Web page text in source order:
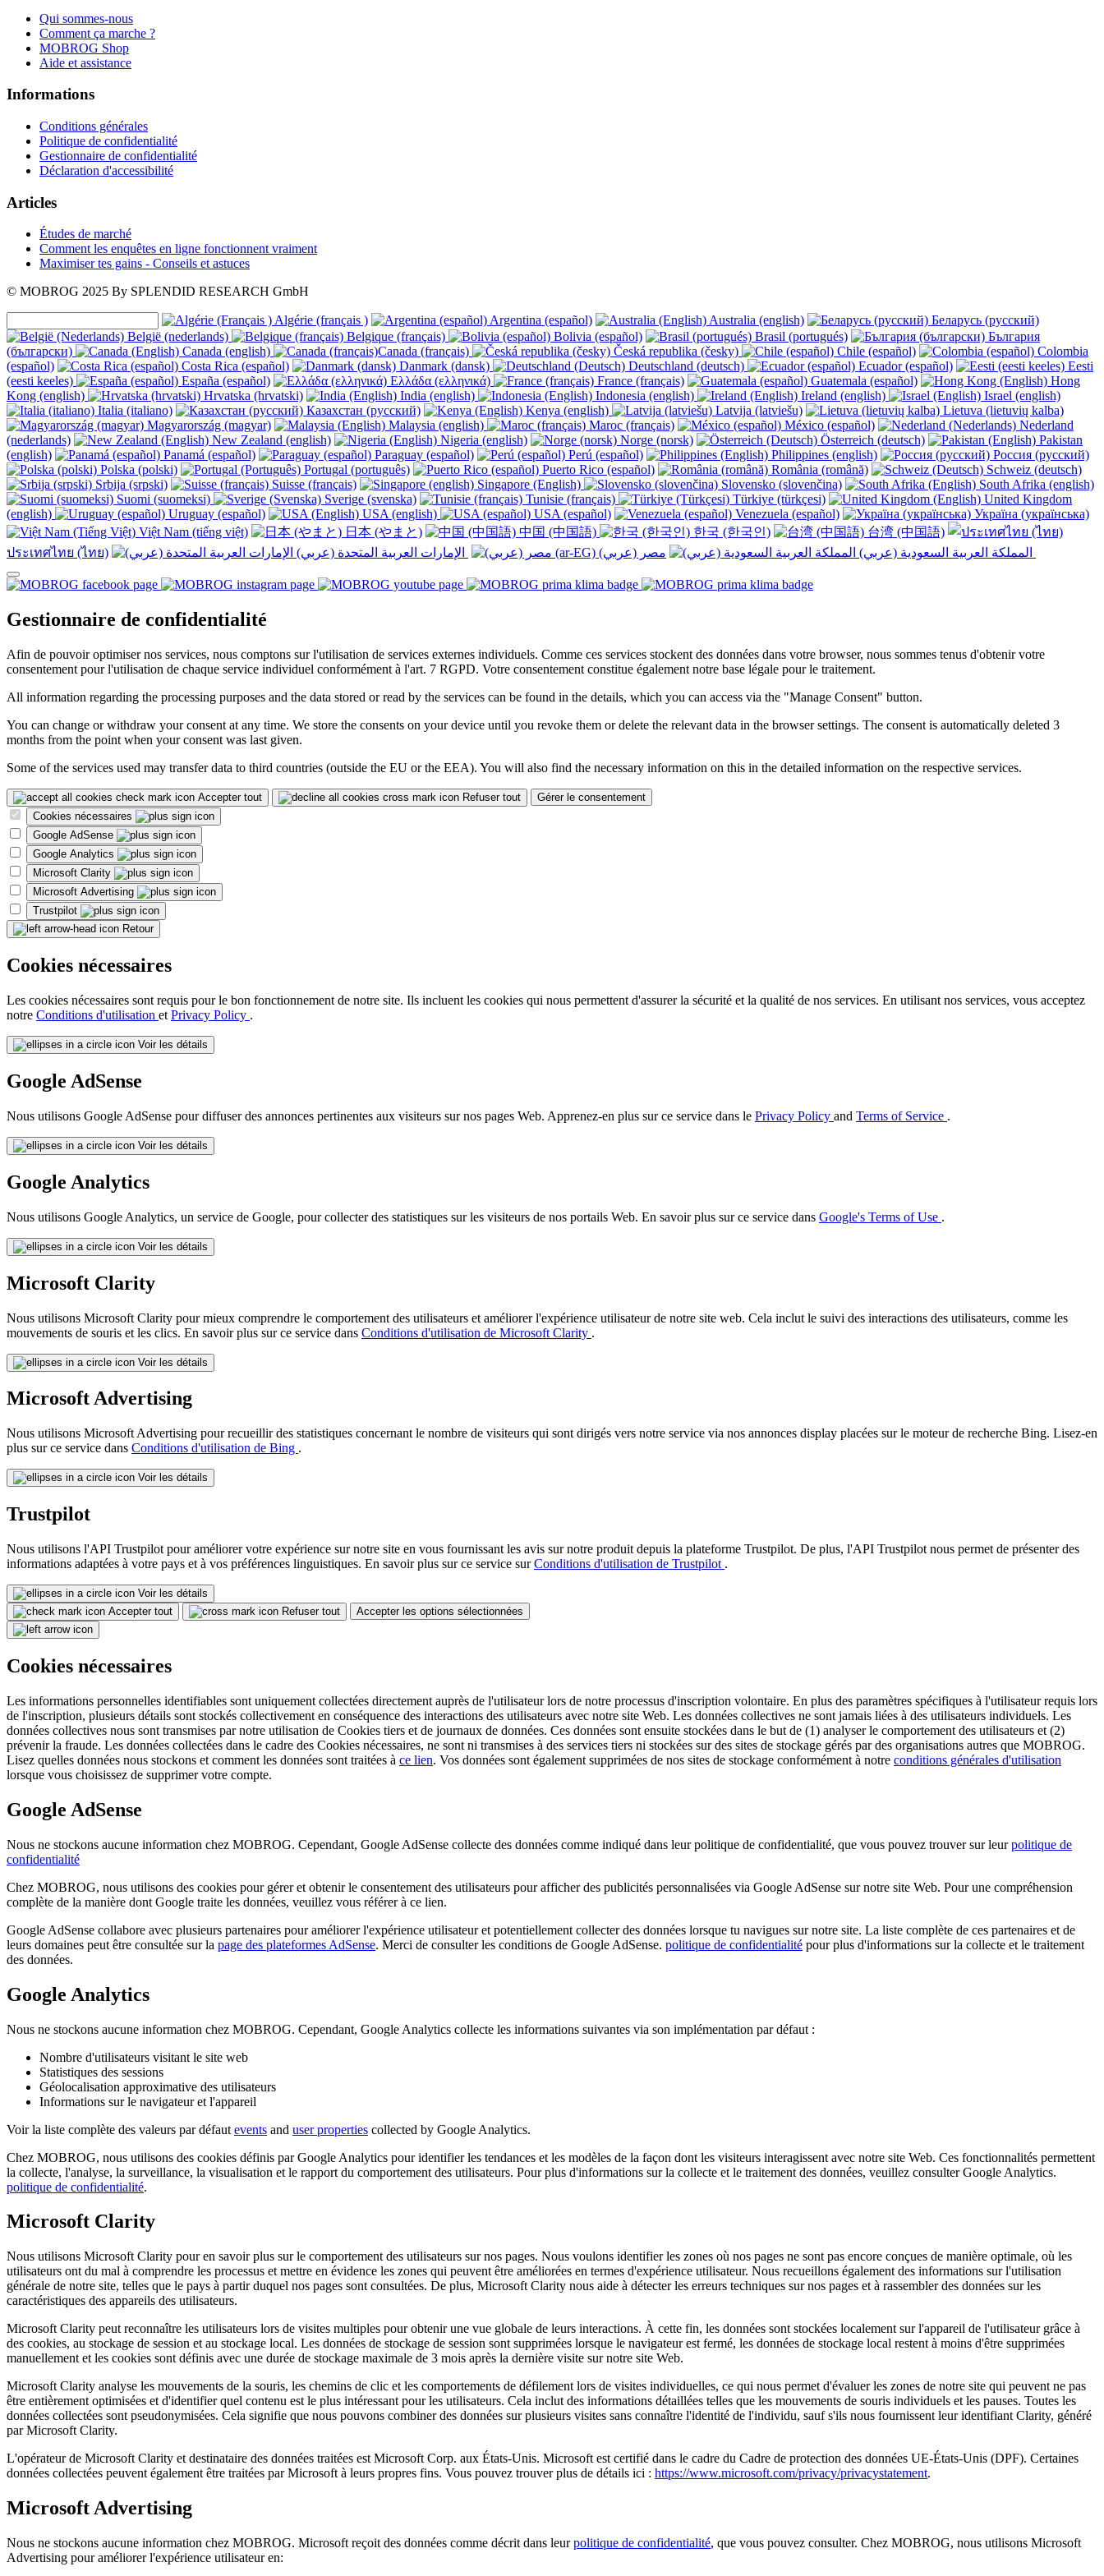
Qui sommes-nous
Comment ça marche ?
MOBROG Shop
Aide et assistance
Informations
Conditions générales
Politique de confidentialité
Gestionnaire de confidentialité
Déclaration d'accessibilité
Articles
Études de marché
Comment les enquêtes en ligne fonctionnent vraiment
Maximiser tes gains - Conseils et astuces
© MOBROG 2025 By SPLENDID RESEARCH GmbH
Algérie (français ) Argentina (español) Australia (english)
Беларусь (русский)
België (nederlands)
Belgique (français) Bolivia (español) Brasil (portugués)
България
(български)
Canada (english) Canada (français) Česká republika (česky) Chile (español)
Colombia
(español)
Costa Rica (español) Danmark (dansk) Deutschland (deutsch) Ecuador (español)
Eesti
(eesti keeles)
España (español) Ελλάδα (ελληνικά) France (français) Guatemala (español)
Hong
Kong (english)
Hrvatska (hrvatski) India (english) Indonesia (english) Ireland (english)
Israel (english)
Italia (italiano)
Казахстан (русский) Kenya (english) Latvija (latviešu)
Lietuva (lietuvių kalba)
Magyarország (magyar)
Malaysia (english) Maroc (français) México (español)
Nederland
(nederlands)
New Zealand (english) Nigeria (english) Norge (norsk) Österreich (deutsch)
Pakistan
(english)
Panamá (español) Paraguay (español) Perú (español) Philippines (english)
Россия (русский)
Polska (polski)
Portugal (português) Puerto Rico (español) România (română)
Schweiz (deutsch)
Srbija (srpski)
Suisse (français) Singapore (English) Slovensko (slovenčina)
South Afrika (english)
Suomi (suomeksi)
Sverige (svenska) Tunisie (français) Türkiye (türkçesi)
United Kingdom
(english)
Uruguay (español) USA (english) USA (español) Venezuela (español)
Україна (українська)
Việt Nam (tiếng việt)
日本 (やまと) 中国 (中国語) 한국 (한국인)
台湾 (中国語)
ประเทศไทย (ไทย)
Gestionnaire de confidentialité
Afin de pouvoir optimiser nos services, nous comptons sur l'utilisation de services externes individuels. Comme ces services stockent des données dans votre browser, nous sommes tenus d'obtenir votre
consentement pour l'utilisation de chaque service individuel conformément à l'art. 7 RGPD. Votre consentement constitue également notre base légale pour le traitement.
All information regarding the processing purposes and the data stored or read by the services can be found in the details, which you can access via the "Manage Consent" button.
You can change or withdraw your consent at any time. We store the consents on your device until you revoke them or delete the relevant data in the browser settings. The consent is automatically deleted 3
months from the point when your consent was last given.
Some of the services used may transfer data to third countries (outside the EU or the EEA). You will also find the necessary information on this in the detailed information on the respective services.
Accepter tout Refuser tout
Gérer le consentement
Cookies nécessaires
Google AdSense
Google Analytics
Microsoft Clarity
Microsoft Advertising
Trustpilot
Retour
Cookies nécessaires
Les cookies nécessaires sont requis pour le bon fonctionnement de notre site. Ils incluent les cookies qui nous permettent d'assurer la sécurité et la qualité de nos services. En utilisant nos services, vous acceptez
notre Conditions d'utilisation et Privacy Policy .
Voir les détails
Google AdSense
Nous utilisons Google AdSense pour diffuser des annonces pertinentes aux visiteurs sur nos pages Web. Apprenez-en plus sur ce service dans le Privacy Policy and Terms of Service .
Voir les détails
Google Analytics
Nous utilisons Google Analytics, un service de Google, pour collecter des statistiques sur les visiteurs de nos portails Web. En savoir plus sur ce service dans Google's Terms of Use .
Voir les détails
Microsoft Clarity
Nous utilisons Microsoft Clarity pour mieux comprendre le comportement des utilisateurs et améliorer l'expérience utilisateur de notre site web. Cela inclut le suivi des interactions des utilisateurs, comme les
mouvements de souris et les clics. En savoir plus sur ce service dans Conditions d'utilisation de Microsoft Clarity .
Voir les détails
Microsoft Advertising
Nous utilisons Microsoft Advertising pour recueillir des statistiques concernant le nombre de visiteurs qui sont dirigés vers notre service via nos annonces display placées sur le moteur de recherche Bing. Lisez-en
plus sur ce service dans Conditions d'utilisation de Bing .
Voir les détails
Trustpilot
Nous utilisons l'API Trustpilot pour améliorer votre expérience sur notre site en vous fournissant les avis sur notre produit depuis la plateforme Trustpilot. De plus, l'API Trustpilot nous permet de présenter des
informations adaptées à votre pays et à vos préférences linguistiques. En savoir plus sur ce service surConditions d'utilisation de Trustpilot .
Voir les détails
Accepter tout
Refuser tout Accepter les options sélectionnées
Cookies nécessaires
Les informations personnelles identifiables sont uniquement collectées directement auprès de l'utilisateur lors de notre processus d'inscription volontaire. En plus des paramètres spécifiques à l'utilisateur requis lors
de l'inscription, plusieurs détails sont stockés collectivement en conséquence des interactions des utilisateurs avec notre site Web. Les données collectives ne sont jamais liées à des utilisateurs individuels. Les
données collectives nous sont transmises par notre utilisation de Cookies tiers et de journaux de données. Ces données sont ensuite stockées dans le but de (1) analyser le comportement des utilisateurs et (2)
prévenir la fraude. Les données collectées dans le cadre des Cookies nécessaires, ne sont ni transmises à des services tiers ni stockées sur des sites de stockage gérés par des organisations autres que MOBROG.
Lisez quelles données nous stockons et comment les données sont traitées à ce lien. Vos données sont également supprimées de nos sites de stockage conformément à notre conditions générales d'utilisation
lorsque vous choisissez de supprimer votre compte.
Google AdSense
Nous ne stockons aucune information chez MOBROG. Cependant, Google AdSense collecte des données comme indiqué dans leur politique de confidentialité, que vous pouvez trouver sur leurpolitique de
confidentialité
Chez MOBROG, nous utilisons des cookies pour gérer et obtenir le consentement des utilisateurs pour afficher des publicités personnalisées via Google AdSense sur notre site Web. Pour une compréhension
complète de la manière dont Google traite les données, veuillez vous référer à ce lien.
Google AdSense collabore avec plusieurs partenaires pour améliorer l'expérience utilisateur et potentiellement collecter des données lorsque tu navigues sur notre site. La liste complète de ces partenaires et de
leurs domaines peut être consultée sur la page des plateformes AdSense. Merci de consulter les conditions de Google AdSense. politique de confidentialité pour plus d'informations sur la collecte et le traitement
des données.
Google Analytics
Nous ne stockons aucune information chez MOBROG. Cependant, Google Analytics collecte les informations suivantes via son implémentation par défaut :
Nombre d'utilisateurs visitant le site web
Statistiques des sessions
Géolocalisation approximative des utilisateurs
Informations sur le navigateur et l'appareil
Voir la liste complète des valeurs par défaut events and user properties collected by Google Analytics.
Chez MOBROG, nous utilisons des cookies définis par Google Analytics pour identifier les tendances et les modèles de la façon dont les visiteurs interagissent avec notre site Web. Ces fonctionnalités permettent
la collecte, l'analyse, la surveillance, la visualisation et le rapport du comportement des utilisateurs. Pour plus d'informations sur la collecte et le traitement des données, veuillez consulter Google Analytics.
politique de confidentialité.
Microsoft Clarity
Nous utilisons Microsoft Clarity pour en savoir plus sur le comportement des utilisateurs sur nos pages. Nous voulons identifier les zones où nos pages ne sont pas encore conçues de manière optimale, où les
utilisateurs ont du mal à comprendre les processus et mettre en évidence les zones qui peuvent être améliorées en termes d'expérience utilisateur. Nous recueillons également des informations sur l'utilisation
générale de notre site, telles que le pays à partir duquel nos pages sont consultées. De plus, Microsoft Clarity nous aide à détecter les erreurs techniques sur nos pages et à rassembler des données sur les
caractéristiques des appareils des utilisateurs.
Microsoft Clarity peut reconnaître les utilisateurs lors de visites multiples pour obtenir une vue globale de leurs interactions. À cette fin, les données sont stockées localement sur l'appareil de l'utilisateur grâce à
des cookies, au stockage de session et au stockage local. Les données de stockage de session sont supprimées lorsque le navigateur est fermé, les données de stockage local restent à moins d'être supprimées
manuellement et les cookies sont définis avec une durée de stockage maximale de 3 mois après la dernière visite sur notre site Web.
Microsoft Clarity analyse les mouvements de la souris, les chemins de clic et les comportements de défilement lors de visites individuelles, ce qui nous permet d'évaluer les zones de notre site qui peuvent ne pas
être entièrement optimisées et d'identifier quel contenu est le plus intéressant pour les utilisateurs. Cela inclut des informations détaillées telles que les mouvements de souris individuels et les pauses. Toutes les
données collectées sont pseudonymisées. Cela signifie que nous pouvons combiner des données sur plusieurs visites sans connaître l'identité de l'individu, sauf s'ils nous fournissent leur identifiant Clarity, généré
par Microsoft Clarity.
L'opérateur de Microsoft Clarity et destinataire des données traitées est Microsoft Corp. aux États-Unis. Microsoft est certifié dans le cadre du Cadre de protection des données UE-États-Unis (DPF). Certaines
données collectées peuvent également être traitées par Microsoft à leurs propres fins. Vous pouvez trouver plus de détails ici : https://www.microsoft.com/privacy/privacystatement.
Microsoft Advertising
Nous ne stockons aucune information chez MOBROG. Microsoft reçoit des données comme décrit dans leurpolitique de confidentialité, que vous pouvez consulter. Chez MOBROG, nous utilisons Microsoft
Advertising pour améliorer l'expérience utilisateur en: